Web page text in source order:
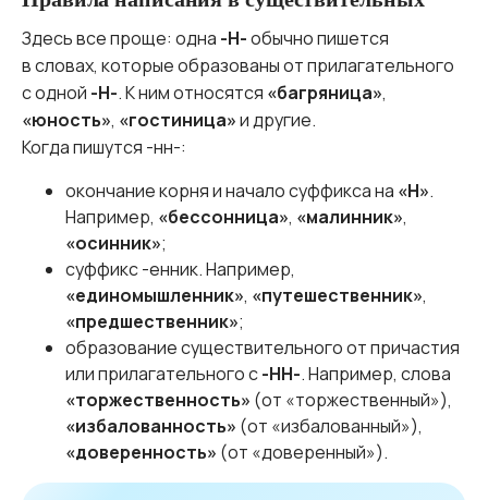
Здесь все проще: одна -Н-обычно пишется
в словах, которые образованы от прилагательного
с одной -Н-. К ним относятся «багряница»,
«юность», «гостиница»и другие.
Когда пишутся -нн-:
окончание корня и начало суффикса на «Н».
Например, «бессонница», «малинник»,
«осинник»;
суффикс -енник. Например,
«единомышленник», «путешественник»,
«предшественник»;
образование существительного от причастия
или прилагательного с-НН-. Например, слова
«торжественность» (от «торжественный»),
«избалованность» (от «избалованный»),
«доверенность» (от «доверенный»).